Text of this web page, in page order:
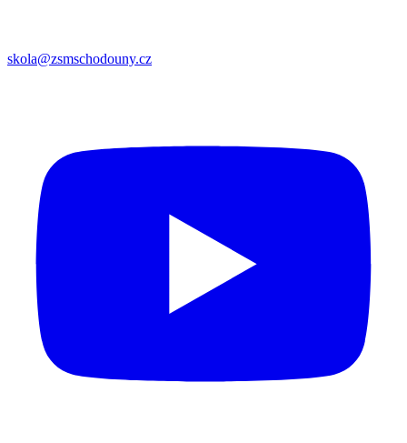
skola@zsmschodouny.cz